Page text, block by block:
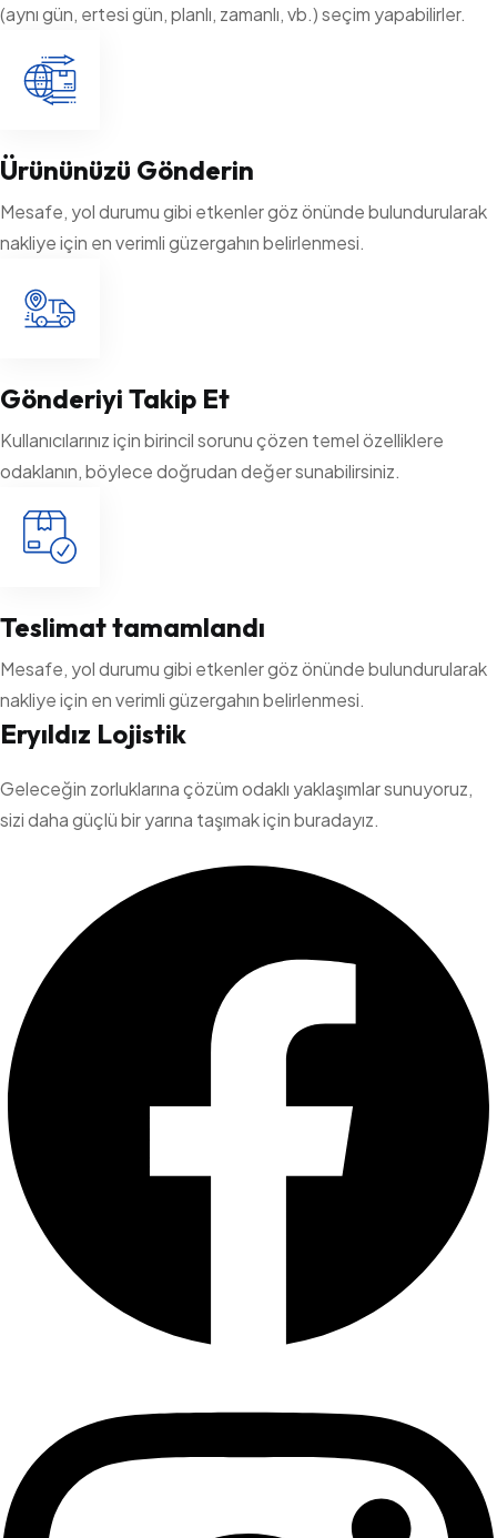
(aynı gün, ertesi gün, planlı, zamanlı, vb.) seçim yapabilirler.
Ürününüzü Gönderin
Mesafe, yol durumu gibi etkenler göz önünde bulundurularak
nakliye için en verimli güzergahın belirlenmesi.
Gönderiyi Takip Et
Kullanıcılarınız için birincil sorunu çözen temel özelliklere
odaklanın, böylece doğrudan değer sunabilirsiniz.
Teslimat tamamlandı
Mesafe, yol durumu gibi etkenler göz önünde bulundurularak
nakliye için en verimli güzergahın belirlenmesi.
Eryıldız Lojistik
Geleceğin zorluklarına çözüm odaklı yaklaşımlar sunuyoruz,
sizi daha güçlü bir yarına taşımak için buradayız.